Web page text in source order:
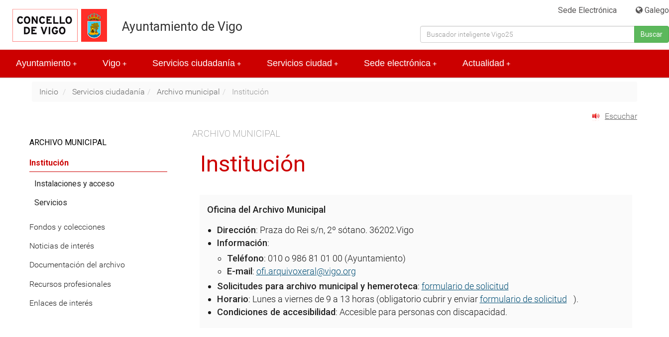
Sede Electrónica Galego
Buscar
Ayuntamiento de Vigo
+
Ayuntamiento +
Vigo +
Servicios ciudadanía +
Servicios ciudad +
Sede electrónica +
Actualidad
Inicio Servicios ciudadanía Archivo municipal Institución
Escuchar
ARCHIVO MUNICIPAL
Institución
Oficina del Archivo Municipal
Dirección: Praza do Rei s/n, 2º sótano. 36202.Vigo
Información:
Teléfono: 010 o 986 81 01 00 (Ayuntamiento)
E-mail : ofi.arquivoxeral@vigo.org
Solicitudes para archivo municipal y hemeroteca: formulario de solicitud
Horario: Lunes a viernes de 9 a 13 horas (obligatorio cubrir y enviarformulario de solicitud
).
Condiciones de accesibilidad: Accesible para personas con discapacidad.
ARCHIVO MUNICIPAL
Institución
Instalaciones y acceso
Servicios
Fondos y colecciones
Noticias de interés
Documentación del archivo
Recursos profesionales
Enlaces de interés